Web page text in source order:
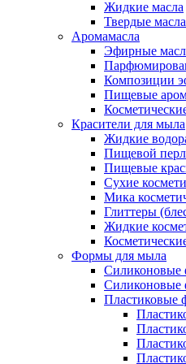
Жидкие масла
Твердые
Аромамасла
Эфирные
Композиции
Пищевые
Красители для мыла
Жидкие
Пищевой
Пищевые
Сухие
Мика
Глиттеры
Жидкие
Формы для мыла
Силиконовые
Силиконовые
Пластиковые